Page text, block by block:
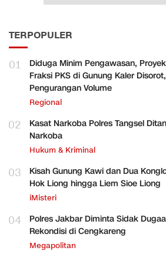
TERPOPULER
01
Diduga Minim Pengawasan,
Fraksi PKS di Gunung Kaler
Pengurangan Volume
Regional
02
Kasat Narkoba Polres Tangsel
Narkoba
Hukum & Kriminal
03
Kisah Gunung Kawi dan Dua
Hok Liong hingga Liem Sioe Liong
iMisteri
04
Polres Jakbar Diminta Sidak
Rekondisi di Cengkareng
Megapolitan